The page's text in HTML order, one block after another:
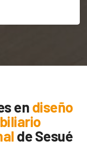
endiseño
deSesué